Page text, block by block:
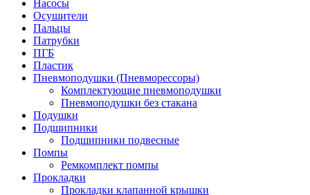
Насосы
Осушители
Пальцы
Патрубки
ПГБ
Пластик
Пневмоподушки (Пневморессоры)
Комплектующие пневмоподушки
Пневмоподушки без стакана
Подушки
Подшипники
Подшипники подвесные
Помпы
Ремкомплект помпы
Прокладки
Прокладки клапанной крышки